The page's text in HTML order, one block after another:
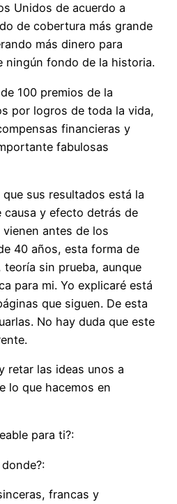
Unidos de acuerdo a
de cobertura más grande
más dinero para
ningún fondo de la historia.
100 premios de la
por logros de toda la vida,
financieras y
fabulosas
sus resultados está la
causa y efecto detrás de
antes de los
40 años, esta forma de
sin prueba, aunque
para mi. Yo explicaré está
que siguen. De esta
No hay duda que este
retar las ideas unos a
lo que hacemos en
para ti?:
francas y